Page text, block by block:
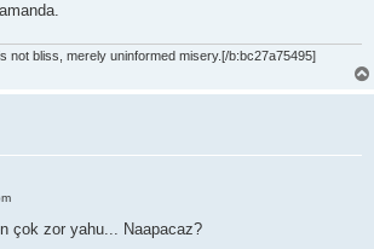
not bliss, merely uninformed misery.[/b:bc27a75495]
çok zor yahu... Naapacaz?